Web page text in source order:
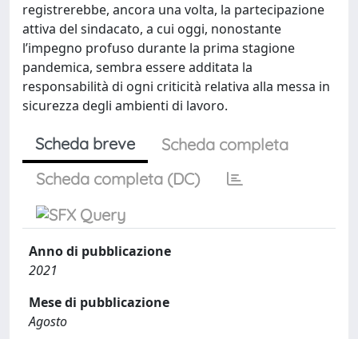
registrerebbe, ancora una volta, la partecipazione
attiva del sindacato, a cui oggi, nonostante
l’impegno profuso durante la prima stagione
pandemica, sembra essere additata la
responsabilità di ogni criticità relativa alla messa in
sicurezza degli ambienti di lavoro.
Scheda breve
Scheda completa
Scheda completa (DC)
Anno di pubblicazione
2021
Mese di pubblicazione
Agosto